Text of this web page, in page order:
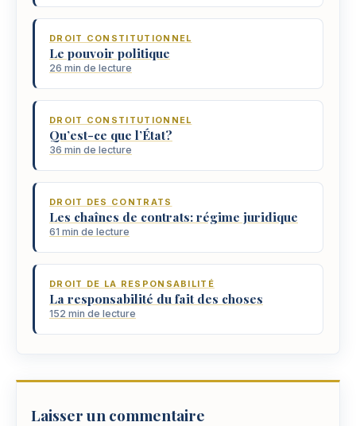
DROIT CONSTITUTIONNEL
Le pouvoir politique
26 min de lecture
DROIT CONSTITUTIONNEL
Qu’est-ce que l’État?
36 min de lecture
DROIT DES CONTRATS
Les chaînes de contrats: régime juridique
61 min de lecture
DROIT DE LA RESPONSABILITÉ
La responsabilité du fait des choses
152 min de lecture
Laisser un commentaire